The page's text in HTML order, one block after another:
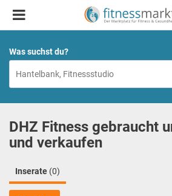
Was suchst du?
DHZ Fitness gebraucht
und verkaufen
Inserate (0)